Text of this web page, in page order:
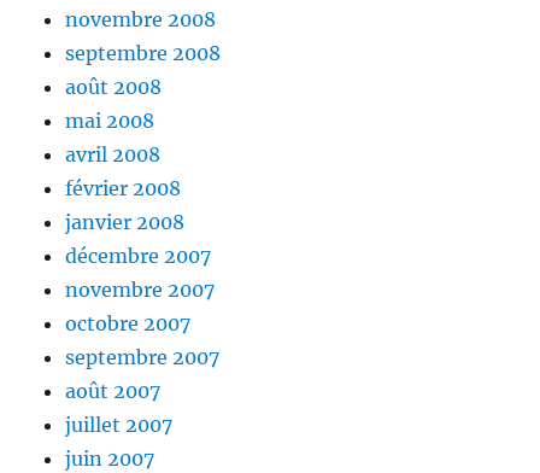
novembre 2008
septembre 2008
août 2008
mai 2008
avril 2008
février 2008
janvier 2008
décembre 2007
novembre 2007
octobre 2007
septembre 2007
août 2007
juillet 2007
juin 2007